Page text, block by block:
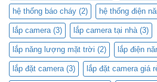
hệ thống báo cháy (2) hệ thống điện
lắp camera (3) lắp camera tại nhà (3)
lắp năng lượng mặt trời (2) lắp điện
lắp đặt camera (3) lắp đặt camera giá